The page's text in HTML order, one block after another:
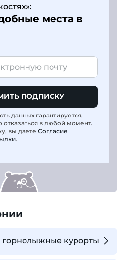
места в
ПОДПИСКУ
данных гарантируется,
в любой момент.
вы даете Согласие
.
горнолыжные курорты